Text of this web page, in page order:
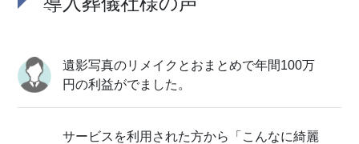
遺影写真のリメイクとおまとめで年間100万
円の利益がでました。
サービスを利用された方から「こんなに綺麗